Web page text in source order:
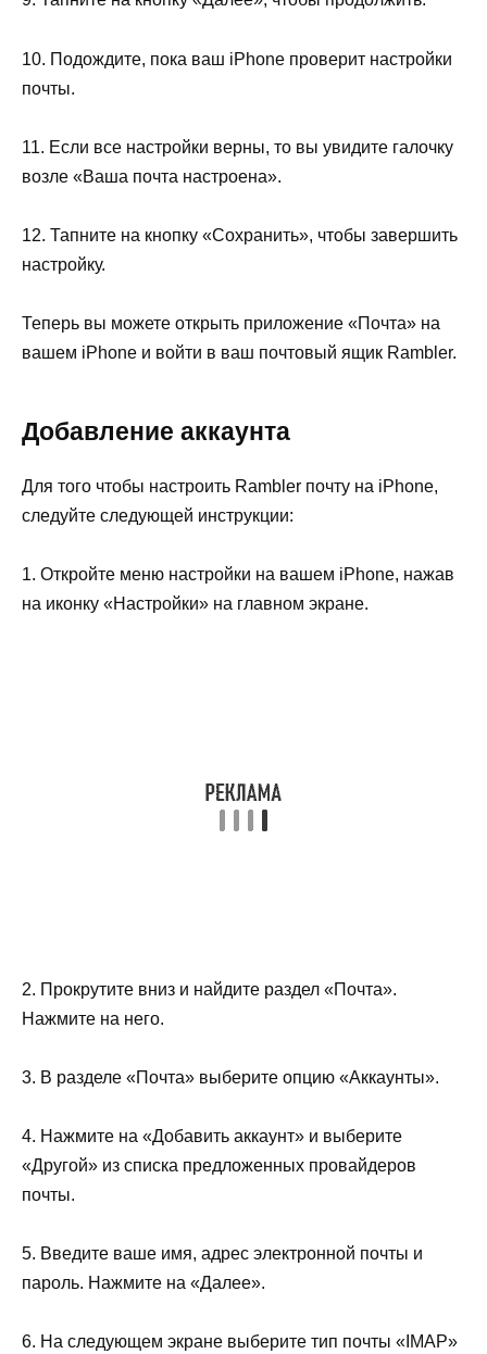
10. Подождите, пока ваш iPhone проверит настройки
почты.
11. Если все настройки верны, то вы увидите галочку
возле «Ваша почта настроена».
12. Тапните на кнопку «Сохранить», чтобы завершить
настройку.
Теперь вы можете открыть приложение «Почта» на
вашем iPhone и войти в ваш почтовый ящик Rambler.
Добавление аккаунта
Для того чтобы настроить Rambler почту на iPhone,
следуйте следующей инструкции:
1. Откройте меню настройки на вашем iPhone, нажав
на иконку «Настройки» на главном экране.
2. Прокрутите вниз и найдите раздел «Почта».
Нажмите на него.
3. В разделе «Почта» выберите опцию «Аккаунты».
4. Нажмите на «Добавить аккаунт» и выберите
«Другой» из списка предложенных провайдеров
почты.
5. Введите ваше имя, адрес электронной почты и
пароль. Нажмите на «Далее».
6. На следующем экране выберите тип почты «IMAP»